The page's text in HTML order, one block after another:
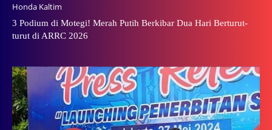
Honda Kaltim
3 Podium di Motegi! Merah Putih Berkibar Dua Hari Berturut-
turut di ARRC 2026